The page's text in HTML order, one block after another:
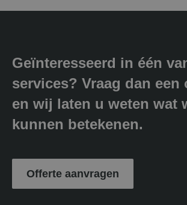
Geïnteresseerd in één
services? Vraag dan een
en wij laten u weten wat
kunnen betekenen.
Offerte aanvragen